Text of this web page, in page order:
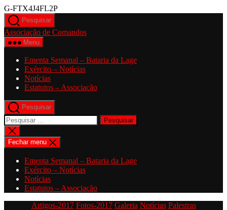
G-FTX4J4FL2PSaltar
conteúdo
Pesquisar
Associação de Comandos
Menu
Ementa Semanal – Bataria da Lage
Exército – Notícias
Notícias
Estatutos – Associação
Pesquisar
Pesquisar
por:
Fechar
pesquisa
Fechar menu
Ementa Semanal – Bataria da Lage
Exército – Notícias
Notícias
Estatutos – Associação
Categorias
Artigos-2017 Fotos-2017 Galeria Notícias Palestras